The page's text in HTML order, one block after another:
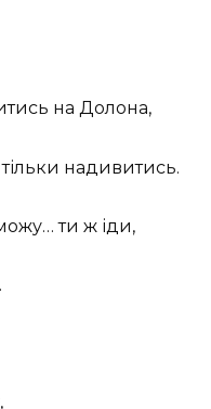
на Долона,
тільки надивитись.
ти ж іди,